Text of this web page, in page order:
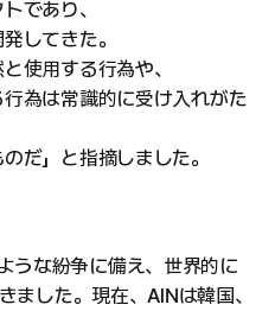
であり、
してきた。
使用する行為や、
為は常識的に受け入れがた
だ」と指摘しました。
な紛争に備え、世界的に
ました。現在、AINは韓国、